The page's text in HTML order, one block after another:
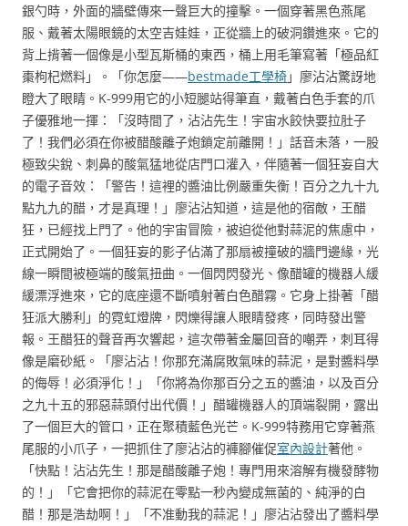
銀勺時，外面的牆壁傳來一聲巨大的撞擊。一個穿著黑色燕尾
服、戴著太陽眼鏡的太空吉娃娃，正從牆上的破洞鑽進來。它的
背上揹著一個像是小型瓦斯桶的東西，桶上用毛筆寫著「極品紅
棗枸杞燃料」。「你怎麼——bestmade工學椅」廖沾沾驚訝地
瞪大了眼睛。K-999用它的小短腿站得筆直，戴著白色手套的爪
子優雅地一揮：「沒時間了，沾沾先生！宇宙水餃快要拉肚子
了！我們必須在你被醋酸離子炮鎖定前離開！」話音未落，一股
極致尖銳、刺鼻的酸氣猛地從店門口灌入，伴隨著一個狂妄自大
的電子音效：「警告！這裡的醬油比例嚴重失衡！百分之九十九
點九九的醋，才是真理！」廖沾沾知道，這是他的宿敵，王醋
狂，已經找上門了。他的宇宙冒險，被迫從他對蒜泥的焦慮中，
正式開始了。一個狂妄的影子佔滿了那扇被撞破的牆門邊緣，光
線一瞬間被極端的酸氣扭曲。一個閃閃發光、像醋罐的機器人緩
緩漂浮進來，它的底座還不斷噴射著白色醋霧。它身上掛著「醋
狂派大勝利」的霓虹燈牌，閃爍得讓人眼睛發疼，同時發出警
報。王醋狂的聲音再次響起，這次帶著金屬回音的嘲弄，刺耳得
像是磨砂紙。「廖沾沾！你那充滿腐敗氣味的蒜泥，是對醬料學
的侮辱！必須淨化！」「你將為你那百分之五的醬油，以及百分
之九十五的邪惡蒜頭付出代價！」醋罐機器人的頂端裂開，露出
了一個巨大的管口，正在聚積藍色光芒。K-999特務用它穿著燕
尾服的小爪子，一把抓住了廖沾沾的褲腳催促室內設計著他。
「快點！沾沾先生！那是醋酸離子炮！專門用來溶解有機發酵物
的！」「它會把你的蒜泥在零點一秒內變成無菌的、純淨的白
醋！那是浩劫啊！」「不准動我的蒜泥！」廖沾沾發出了醬料學